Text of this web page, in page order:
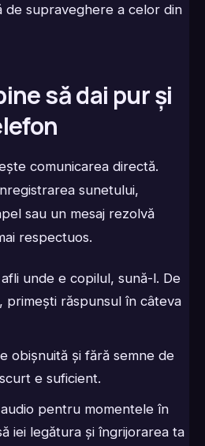
de supraveghere a celor din
să dai pur și
comunicarea directă.
sunetului,
sau un mesaj rezolvă
respectuos.
unde e copilul, sună-l. De
primești răspunsul în câteva
obișnuită și fără semne de
e suficient.
pentru momentele în
iei legătura și îngrijorarea ta